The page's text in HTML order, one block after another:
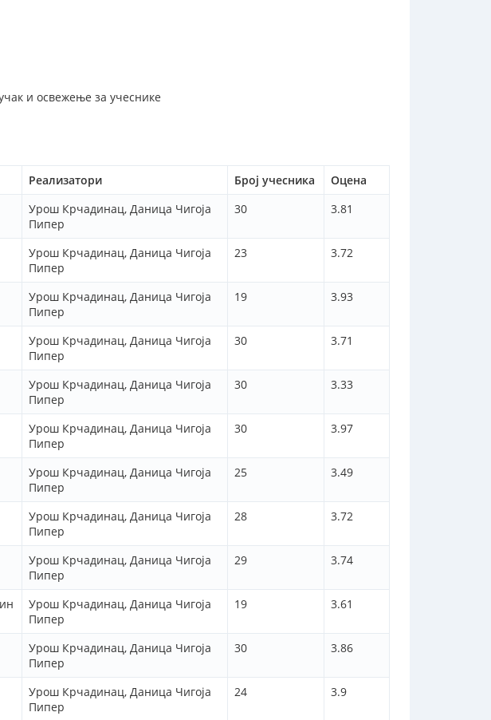
и освежење за учеснике
Реализатори Број учесника Оцена
Урош Крчадинац, Даница Чигоја
Пипер
30 3.81
Урош Крчадинац, Даница Чигоја
Пипер
23 3.72
Урош Крчадинац, Даница Чигоја
Пипер
19 3.93
Урош Крчадинац, Даница Чигоја
Пипер
30 3.71
Урош Крчадинац, Даница Чигоја
Пипер
30 3.33
Урош Крчадинац, Даница Чигоја
Пипер
30 3.97
Урош Крчадинац, Даница Чигоја
Пипер
25 3.49
Урош Крчадинац, Даница Чигоја
Пипер
28 3.72
Урош Крчадинац, Даница Чигоја
Пипер
29 3.74
Урош Крчадинац, Даница Чигоја
Пипер
19 3.61
Урош Крчадинац, Даница Чигоја
Пипер
30 3.86
Урош Крчадинац, Даница Чигоја
Пипер
24 3.9